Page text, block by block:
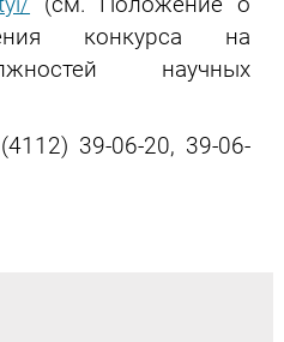
конкурса на
научных
39-06-20, 39-06-